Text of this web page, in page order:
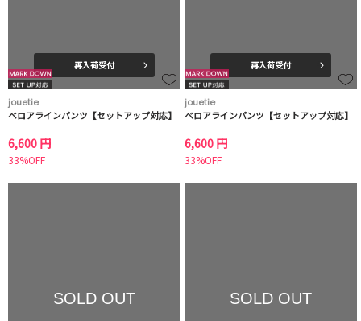
再入荷受付
jouetie
ベロアラインパンツ【セットアップ対応】
6,600 円
33%OFF
再入荷受付
jouetie
ベロアラインパンツ【セットアップ対応】
6,600 円
33%OFF
SOLD OUT SOLD OUT